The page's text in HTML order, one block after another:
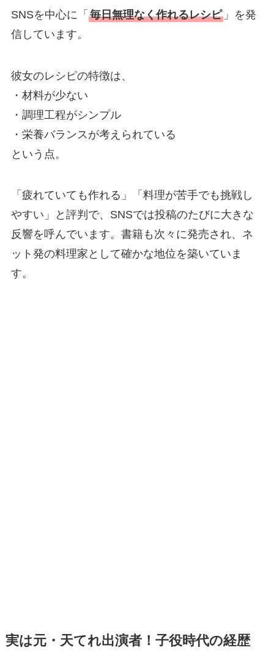
SNSを中心に「 毎日無理なく作れるレシピ」を発
信しています。
彼女のレシピの特徴は、
・材料が少ない
・調理工程がシンプル
・栄養バランスが考えられている
という点。
「疲れていても作れる」「料理が苦手でも挑戦し
やすい」と評判で、SNSでは投稿のたびに大きな
反響を呼んでいます。書籍も次々に発売され、ネ
ット発の料理家として確かな地位を築いていま
す。
実は元・天てれ出演者！子役時代の経歴